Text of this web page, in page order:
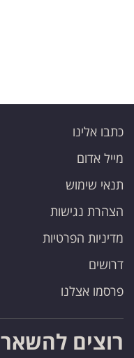
כתבו אלינו
מייל אדום
תנאי שימוש
הצהרת נגישות
מדיניות הפרטיות
דרושים
פרסמו אצלנו
רוצים